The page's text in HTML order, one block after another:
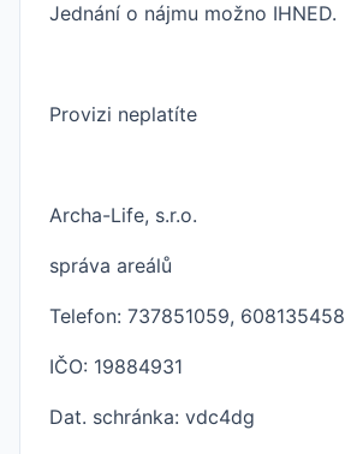
Jednání o nájmu možno IHNED.
Provizi neplatíte
Archa-Life, s.r.o.
správa areálů
Telefon: 737851059, 608135458
IČO: 19884931
Dat. schránka: vdc4dg